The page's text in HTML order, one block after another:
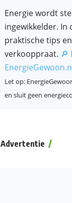
Energie wordt
ingewikkelder. In
praktische tips
verkooppraat. 🔎
Let op:
en sluit geen
Advertentie